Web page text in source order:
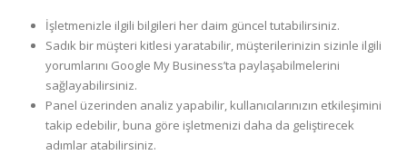
İşletmenizle ilgili bilgileri her daim güncel tutabilirsiniz.
Sadık bir müşteri kitlesi yaratabilir, müşterilerinizin sizinle ilgili
yorumlarını Google My Business’ta paylaşabilmelerini
sağlayabilirsiniz.
Panel üzerinden analiz yapabilir, kullanıcılarınızın etkileşimini
takip edebilir, buna göre işletmenizi daha da geliştirecek
adımlar atabilirsiniz.